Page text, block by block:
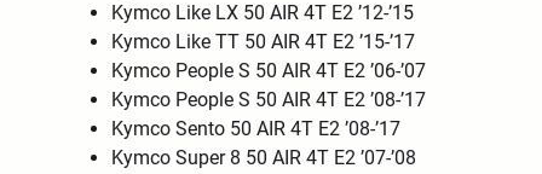
Kymco Like LX 50 AIR 4T E2 ’12-’15
Kymco Like TT 50 AIR 4T E2 ’15-’17
Kymco People S 50 AIR 4T E2 ’06-’07
Kymco People S 50 AIR 4T E2 ’08-’17
Kymco Sento 50 AIR 4T E2 ’08-’17
Kymco Super 8 50 AIR 4T E2 ’07-’08